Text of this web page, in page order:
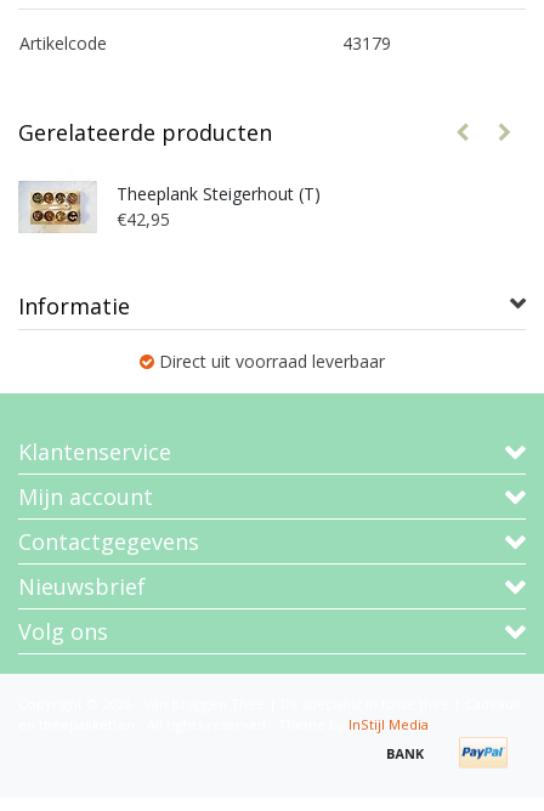
Artikelcode 43179
Gerelateerde producten
Theeplank Steigerhout (T)
€42,95
Informatie
Direct uit voorraad leverbaar
Klantenservice
Mijn account
Contactgegevens
Nieuwsbrief
Volg ons
InStijl Media